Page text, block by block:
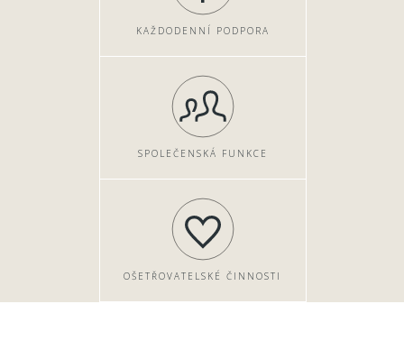
KAŽDODENNÍ PODPORA
SPOLEČENSKÁ FUNKCE
OŠETŘOVATELSKÉ ČINNOSTI